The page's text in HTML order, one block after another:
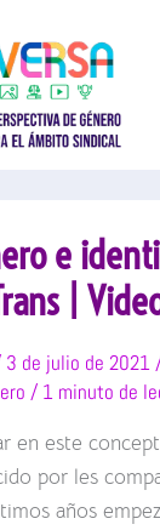
e
|
3 de julio de 2021
/ 1 minuto de
en este
por les
años